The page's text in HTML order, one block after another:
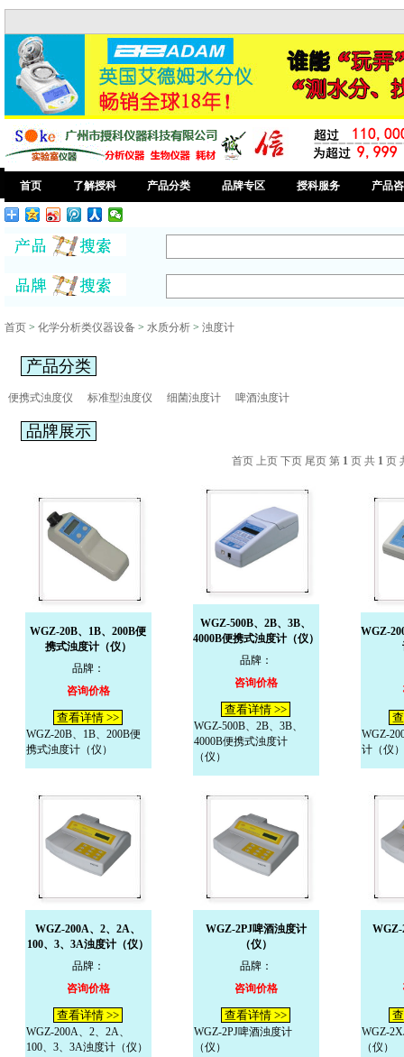
首页 了解授科 产品分类 品牌专区 授科服务 产品
首页> 化学分析类仪器设备 > 水质分析> 浊度计
产品分类
便携式浊度仪 标准型浊度仪 细菌浊度计 啤酒浊度计
品牌展示
首页 上页 下页 尾页 第 1 页 共 1 页
WGZ-20B、1B、200B便
携式浊度计（仪）
品牌：
咨询价格
查看详情 >>
WGZ-20B、1B、200B便
携式浊度计（仪）
WGZ-500B、2B、3B、
4000B便携式浊度计（仪）
品牌：
咨询价格
查看详情 >>
WGZ-500B、2B、3B、
4000B便携式浊度计
（仪）
WGZ-
WGZ-
计（仪）
WGZ-200A、2、2A、
100、3、3A浊度计（仪）
品牌：
咨询价格
查看详情 >>
WGZ-200A、2、2A、
100、3、3A浊度计（仪）
WGZ-2PJ啤酒浊度计
（仪）
品牌：
咨询价格
查看详情 >>
WGZ-2PJ啤酒浊度计
（仪）
WGZ-
WGZ-
（仪）